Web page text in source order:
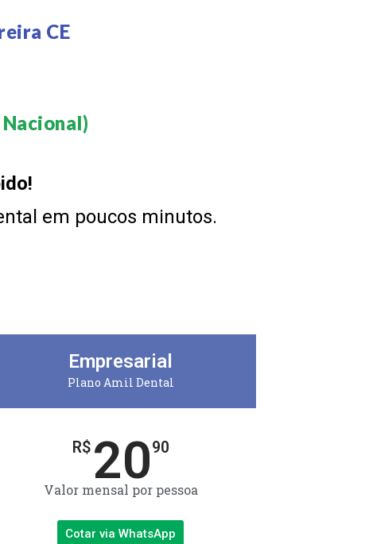
CE
em poucos minutos.
Empresarial
Plano Amil Dental
R$ 2090
Valor mensal por pessoa
Cotar via WhatsApp